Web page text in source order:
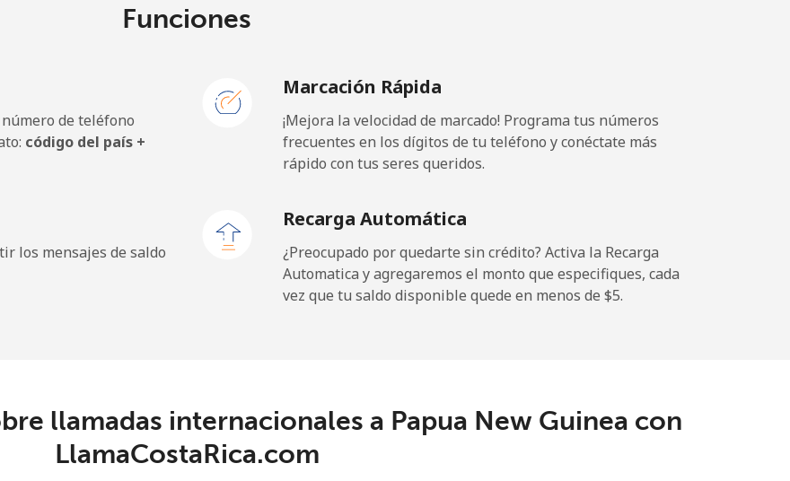
25 min por ⁦$5⁩
3 min por ⁦$5⁩
333 min por ⁦$5⁩
Funciones
número de teléfono
código del país +
Marcación Rápida
¡Mejora la velocidad de marcado! Programa tus números
frecuentes en los dígitos de tu teléfono y conéctate más
rápido con tus seres queridos.
los mensajes de saldo
Recarga Automática
¿Preocupado por quedarte sin crédito? Activa la Recarga
Automatica y agregaremos el monto que especifiques, cada
vez que tu saldo disponible quede en menos de ⁦$5⁩.
llamadas internacionales a Papua New Guinea con
LlamaCostaRica.com